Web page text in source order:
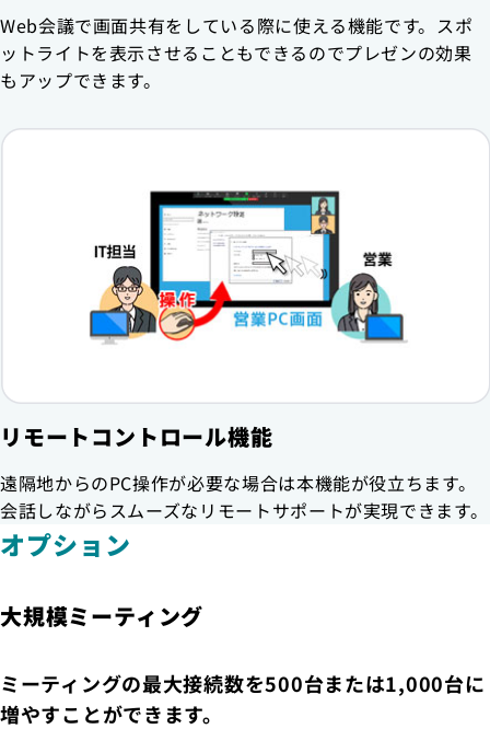
Web会議で画面共有をしている際に使える機能です。スポ
ットライトを表示させることもできるのでプレゼンの効果
もアップできます。
リモートコントロール機能
遠隔地からのPC操作が必要な場合は本機能が役立ちます。
会話しながらスムーズなリモートサポートが実現できます。
オプション
大規模ミーティング
ミーティングの最大接続数を500台または1,000台に
増やすことができます。